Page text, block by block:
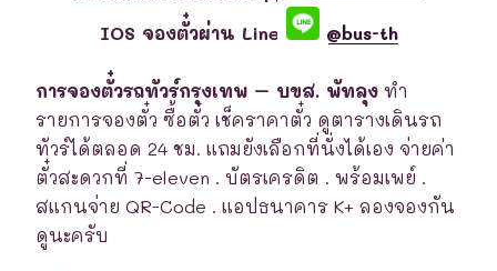
IOS จองตั๋วผ่าน Line
@bus-th
การจองตั๋วรถทัวร์กรุงเทพ – บขส. พัทลุง ทำ
รายการจองตั๋ว ซื้อตั๋ว เช็คราคาตั๋ว ดูตารางเดินรถ
ทัวร์ได้ตลอด 24 ชม. แถมยังเลือกที่นั่งได้เอง จ่ายค่า
ตั๋วสะดวกที่ 7-eleven . บัตรเครดิต . พร้อมเพย์ .
สแกนจ่าย QR-Code . แอปธนาคาร K+ ลองจองกัน
ดูนะครับ